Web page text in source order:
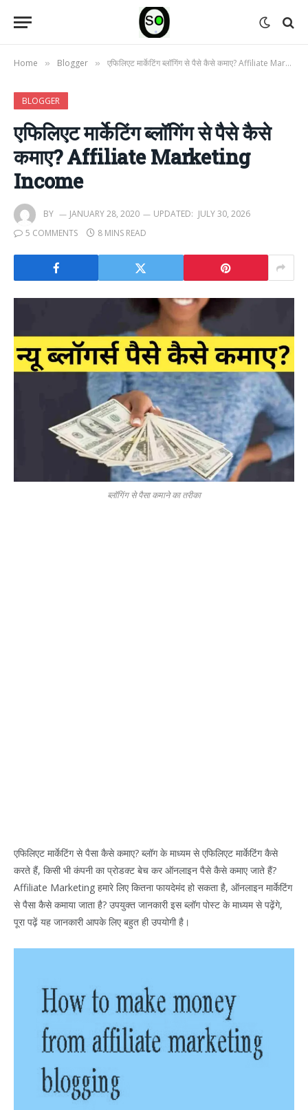
Home » Blogger » एफिलिएट मार्केटिंग ब्लॉगिंग से पैसे कैसे कमाए? Affiliate Marketing Income
BLOGGER
एफिलिएट मार्केटिंग ब्लॉगिंग से पैसे कैसे
कमाए? Affiliate Marketing
Income
BY JANUARY 28, 2020 UPDATED: JULY 30, 2026
5 COMMENTS
8 MINS READ
ब्लॉगिंग से पैसा कमाने का तरीका
एफिलिएट मार्केटिंग से पैसा कैसे कमाए? ब्लॉग के माध्यम से एफिलिएट मार्केटिंग कैसे
करते हैं, किसी भी कंपनी का प्रोडक्ट बेच कर ऑनलाइन पैसे कैसे कमाए जाते हैं?
Affiliate Marketing हमारे लिए कितना फायदेमंद हो सकता है, ऑनलाइन मार्केटिंग
से पैसा कैसे कमाया जाता है? उपयुक्त जानकारी इस ब्लॉग पोस्ट के माध्यम से पढ़ेंगे,
पूरा पढ़ें यह जानकारी आपके लिए बहुत ही उपयोगी है।